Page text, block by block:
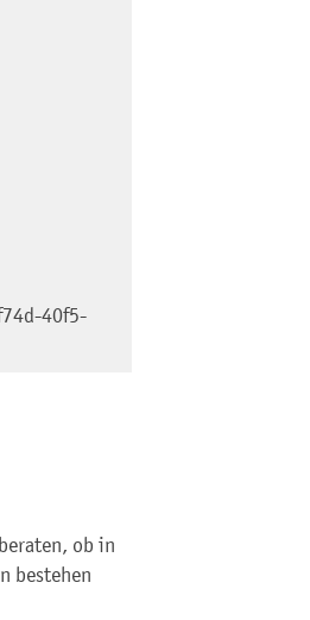
40f5-
ob in
bestehen